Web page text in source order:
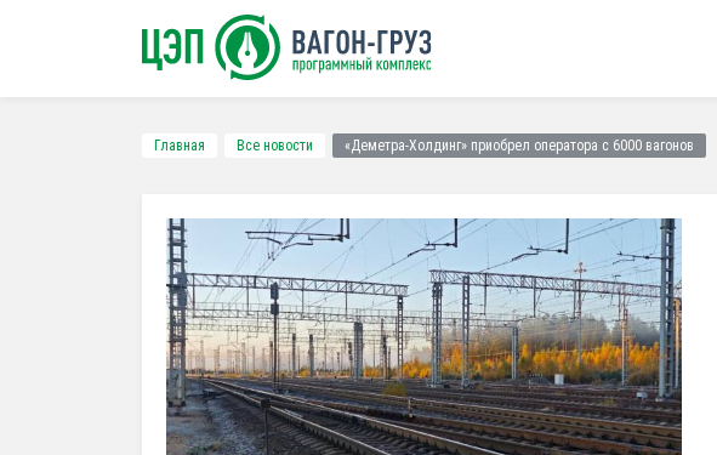
Главная Все новости «Деметра-Холдинг» приобрел оператора с 6000 вагонов